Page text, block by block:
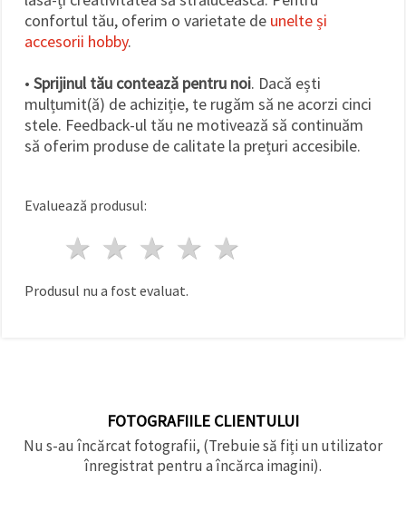
confortul tău, oferim o varietate de unelte și
accesorii hobby.
• Sprijinul tău contează pentru noi. Dacă ești
mulțumit(ă) de achiziție, te rugăm să ne acorzi cinci
stele. Feedback-ul tău ne motivează să continuăm
să oferim produse de calitate la prețuri accesibile.
Evaluează produsul:
4 stele
3 stele
2 stele
1 stea
Produsul nu a fost evaluat.
FOTOGRAFIILE CLIENTULUI
Nu s-au încărcat fotografii, (Trebuie să fiți un utilizator
înregistrat pentru a încărca imagini).